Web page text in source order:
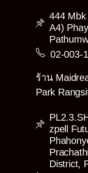
444
A4)
02-003-
ร้าน
Park
zpell
District,